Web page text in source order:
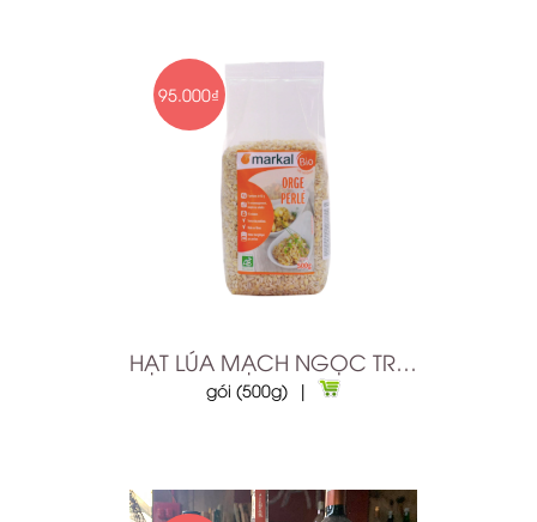
95.000₫
HẠT LÚA MẠCH NGỌC TRAI HỮU CƠ
gói (500g) |